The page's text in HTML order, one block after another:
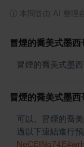
本問答由 AI 整理
冒煙的喬美式墨
冒煙的喬美式墨
冒煙的喬美式墨
可以。冒煙的喬
過以下連結進行預